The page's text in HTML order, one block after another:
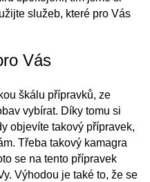
služeb, které pro Vás
Vás
škálu přípravků, ze
vybírat. Díky tomu si
objevíte takový přípravek,
Třeba takový kamagra
se na tento přípravek
Výhodou je také to, že se